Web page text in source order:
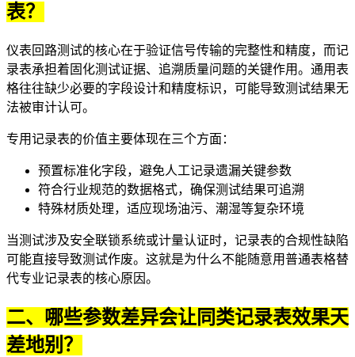
表？
仪表回路测试的核心在于验证信号传输的完整性和精度，而记
录表承担着固化测试证据、追溯质量问题的关键作用。通用表
格往往缺少必要的字段设计和精度标识，可能导致测试结果无
法被审计认可。
专用记录表的价值主要体现在三个方面：
预置标准化字段，避免人工记录遗漏关键参数
符合行业规范的数据格式，确保测试结果可追溯
特殊材质处理，适应现场油污、潮湿等复杂环境
当测试涉及安全联锁系统或计量认证时，记录表的合规性缺陷
可能直接导致测试作废。这就是为什么不能随意用普通表格替
代专业记录表的核心原因。
二、哪些参数差异会让同类记录表效果天
差地别？